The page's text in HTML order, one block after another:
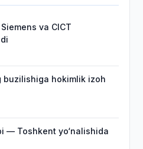
va CICT
buzilishiga hokimlik izoh
— Toshkent yo‘nalishida